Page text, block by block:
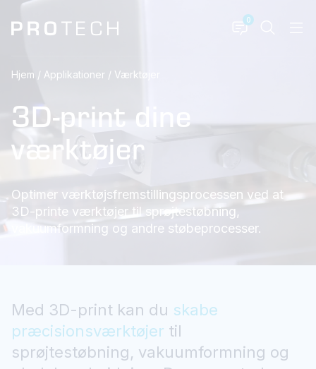
0
Hjem / Applikationer / Værktøjer
3D-print dine
værktøjer
Optimer værktøjsfremstillingsprocessen ved at
3D-printe værktøjer til sprøjtestøbning,
vakuumformning og andre støbeprocesser.
Med 3D-print kan du skabe
præcisionsværktøjer til
sprøjtestøbning, vakuumformning og